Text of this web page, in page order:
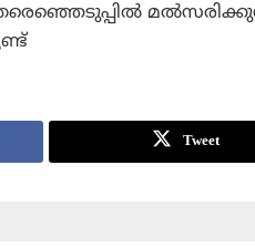
Tweet